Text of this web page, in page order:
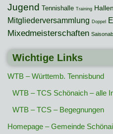
Jugend Tennishalle Training
Mitgliederversammlung Doppel
Mixedmeisterschaften
Wichtige Links
WTB – Württemb. Tennisbund
WTB – TCS Schönaich – alle
WTB – TCS – Begegnungen
Homepage – Gemeinde